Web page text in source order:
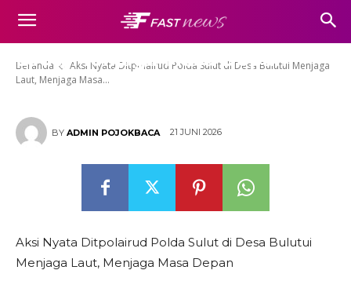
Beranda
Aksi Nyata Ditpolairud Polda Sulut di Desa Bulutui Menjaga
Laut, Menjaga Masa...
Aksi Nyata Ditpolairud Polda
Sulut di Desa Bulutui Menjaga
Laut, Menjaga Masa Depan
BY ADMIN POJOKBACA 21 JUNI 2026
Aksi Nyata Ditpolairud Polda Sulut di Desa Bulutui
Menjaga Laut, Menjaga Masa Depan